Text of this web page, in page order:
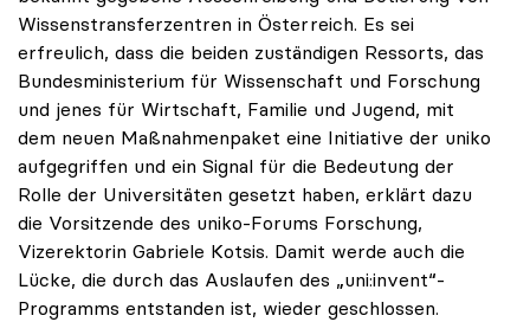
Wissenstransferzentren in Österreich. Es sei
erfreulich, dass die beiden zuständigen Ressorts, das
Bundesministerium für Wissenschaft und Forschung
und jenes für Wirtschaft, Familie und Jugend, mit
dem neuen Maßnahmenpaket eine Initiative der uniko
aufgegriffen und ein Signal für die Bedeutung der
Rolle der Universitäten gesetzt haben, erklärt dazu
die Vorsitzende des uniko-Forums Forschung,
Vizerektorin Gabriele Kotsis. Damit werde auch die
Lücke, die durch das Auslaufen des „uni:invent“-
Programms entstanden ist, wieder geschlossen.